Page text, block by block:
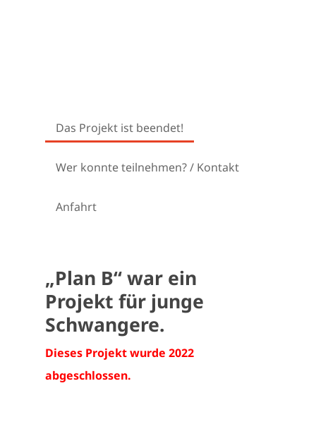
Das Projekt ist beendet!
Wer konnte teilnehmen? / Kontakt
Anfahrt
„Plan B“ war ein
Projekt für junge
Schwangere.
Dieses Projekt wurde 2022
abgeschlossen.